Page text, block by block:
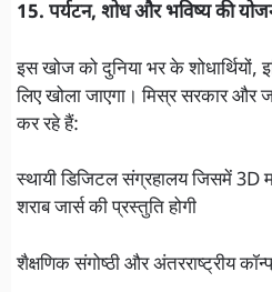
15. पर्यटन, शोध और भविष्य की
इस खोज को दुनिया भर के शोधार्थियों,
लिए खोला जाएगा। मिस्र सरकार और
कर रहे हैं:
स्थायी डिजिटल संग्रहालय जिसमें
शराब जार्स की प्रस्तुति होगी
शैक्षणिक संगोष्ठी और अंतरराष्ट्रीय